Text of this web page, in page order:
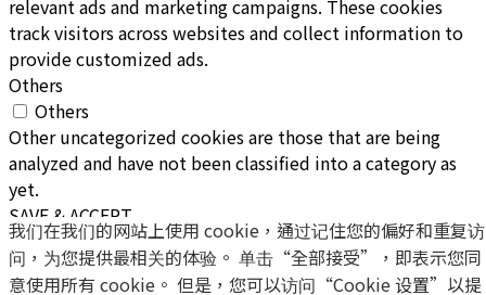
我们在我们的网站上使用 cookie，通过记住您的偏好和重复访
问，为您提供最相关的体验。 单击“全部接受”，即表示您同
意使用所有 cookie。 但是，您可以访问“Cookie 设置”以提
relevant ads and marketing campaigns. These cookies
track visitors across websites and collect information to
provide customized ads.
Others
Others
Other uncategorized cookies are those that are being
analyzed and have not been classified into a category as
yet.
SAVE & ACCEPT